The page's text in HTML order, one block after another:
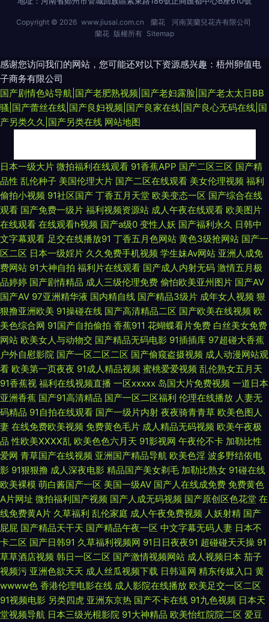
Copyright © 2026 www.jiusai.com.cn 蘭花
河南芙蘭兒花卉有限公司
蘭花 版權所有 Sitemap
感谢您访问我们的网站，您可能还对以下资源感兴趣：梧州卵值电
子商务有限公司
国产剧情色站导航|国产老肥熟视频|国产老妇露脸|国产老太太日BB
骚|国产蕾丝在线|国产良妇视频|国产良家在线|国产良心无码在线|国
产另类久久|国产另类在线 网站地图
520 91视频免费 91玉足网战 AV老司机资源网 欧美日韩另类综合 萌白酱白虎
一线天 avav国产avav 五月天激情深爱网 91一本道福利社 阿V视频在线观看
日韩 后入高跟国产自拍 日韩欧美1234 色色天堂 色色呦呦呦 色悠悠手机综
合 五月天五码 午夜成人视频 性国产精品 91cn路com 91Ncom黄 在线天堂9
91超碰在线青青草 91福利合集 91极品探花在线 91色色在线观看 99精品在这
里 av亚洲天堂资源网站 超碰在线国产日韩 福利视频国 国产专区91 久久精品
中文字幕麻豆 久久青青草视频网站免 老司机夜间免费观看 伦理精品 久久中
文网日韩精品 伦理片免费在线观看 蜜桃社一区二区 老司机的福利91 男人av
在线网址 狼友性福生活 欧美日韩成人精品综合 欧美婷婷久久网 91成人黑丝
免费的在线电影午夜 欧美一卡二卡 成人午夜剧场久久 亚洲午夜久久 成人中
出色色 亚洲欧美日本国产 日韩综合色色 成人黄色剧场 青娱乐青青草99 亚洲
天堂网2026 伊人av天堂 91福利社在线 91豆花10 91白虎 福利国产熟女 91午
夜 91免费网站 欧美日韩激情另类小说 91伊人叉 91香蕉在线网站 深爱激情网
婷婷 91在线观看官网 久久精品国 久久国产精品久久 久久精c 久久资源国产
青青草超踫 日韩久久伊人 色色AV男人天堂 丝袜五月天 91艹在线 91九色国
日本一级大片 微拍福利在线观看 91香蕉APP 国产二区三区 国产精
品性 乱伦种子 美国伦理大片 国产二区在线观看 美女伦理视频 福利
偷拍小视频 91社区国产 丁香五月天堂 欧美变态一区 国产综合在线
观看 国产免费一级片 福利视频资源站 成人午夜在线观看 欧美图片
在线观看 在线观看h视频 国产a级0 变性人妖 国产福利永久 日韩中
文字幕观看 足交在线播放91 丁香五月色网站 黄色3级抢网站 国产一
区二区 日本一级婬片 久久免费手机视频 学生妹Av网站 亚洲人成免
费网站 91大神自拍 福利片在线观看 国产成人内射无码 激情五月极
品婷婷 国产剧情精品 成人三级伦理免费 偷怕欧美亚州图片 国产AV
国产AV 97亚洲精华液 国内精自线 国产精品3级片 成年女人视频 狠
狠撸亚洲欧美 91操碰在线 国产高清精品二区 国产欧美在线视频 欧
美色综合网 91国产自拍偷拍 香蕉911 花蝴蝶看片免费 白丝美女免费
网站 欧美女人与动物交 国产精品无码电影 91插插库 97超碰大香蕉
户外自慰影院 国产一区二区二区 国产偷窥盗摄视频 成人动漫网站观
看 欧美第一页夜夜 91成人精品视频 蜜桃爱爱视频 乱伦熟女五月天
91香蕉视 福利在线视频直播 一区xxxxx 岛国大片免费视频 一道日本
亚洲香蕉 国产91高清精品 国产一区二区福利 伦理在线播放 人妻无
码精品 91自拍在线观看 国产一级片内射 夜夜骑青青草 欧美色图人
妻 在线免费欧美视频 免费黄色毛片 成人精品无码视频 欧美午夜极
品 性欧美ⅩⅩⅩⅩ乱 欧美色色六月天 91影视网 午夜伦不卡 加勒比性
爱网 青草国产在线视频 亚洲国产精品导航 欧美色淫 波多野结依电
影 91狠狠撸 成人深夜电影 精品国产美女剃毛 加勒比熟女 91碰在线
欧美裸模 萌白酱国产一区 美国一级AV 国产人在线成免费 免费黄色
A片网址 微拍福利国产视频 国产人成无码视频 国产原创区色花堂 在
线免费黄A片 久草福利 乱伦家庭 成人午夜免费视频 人妖射精 国产
屁屁 国产精品天干天 国产精品午夜一区 中文字幕无码人妻 日本不
卡二区 国产日韩91 久草福利视频网 91日日夜夜91 超碰碰天天操 91
草草酒店视频 韩日一区二区 国产激情视频网站 成人视频日本 茄子
视频污 亚洲色欲天天 成人丝瓜视频下载 日韩逼网 精东传媒入口 黄
wwww色 香港伦理电影在线 成人影院在线播放 欧美足交一区二区
91视频电影 另类四虎 亚洲东京热 国产不卡在线 91九色视频 日本天
堂视频导航 日本三级光棍影院 91大神精品 欧美怡红院院二区 爱豆